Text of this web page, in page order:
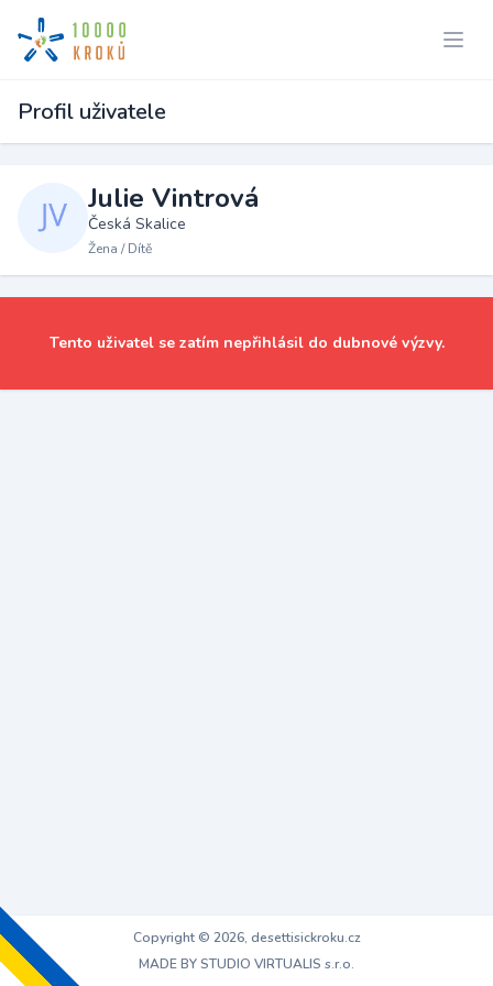
Profil uživatele
Julie Vintrová
Česká Skalice
Žena / Dítě
Tento uživatel se zatím nepřihlásil do dubnové výzvy.
Copyright © 2026, desettisickroku.cz
MADE BY STUDIO VIRTUALIS s.r.o.